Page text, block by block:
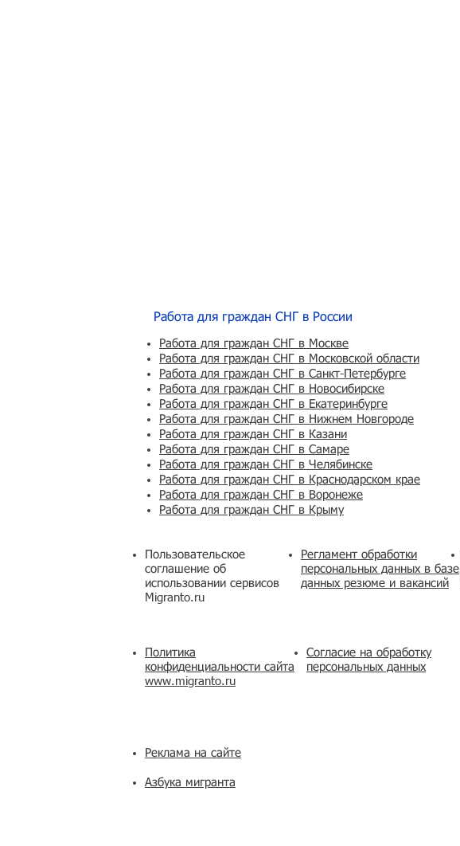
Работа для граждан СНГ в России
Работа для граждан СНГ в Москве
Работа для граждан СНГ в Московской области
Работа для граждан СНГ в Санкт-Петербурге
Работа для граждан СНГ в Новосибирске
Работа для граждан СНГ в Екатеринбурге
Работа для граждан СНГ в Нижнем Новгороде
Работа для граждан СНГ в Казани
Работа для граждан СНГ в Самаре
Работа для граждан СНГ в Челябинске
Работа для граждан СНГ в Краснодарском крае
Работа для граждан СНГ в Воронеже
Работа для граждан СНГ в Крыму
Пользовательское
соглашение об
использовании сервисов
Migranto.ru
Регламент обработки
персональных данных в базе
данных резюме и вакансий
Политика
конфиденциальности сайта
www.migranto.ru
Согласие на обработку
персональных данных
Реклама на сайте
Азбука мигранта